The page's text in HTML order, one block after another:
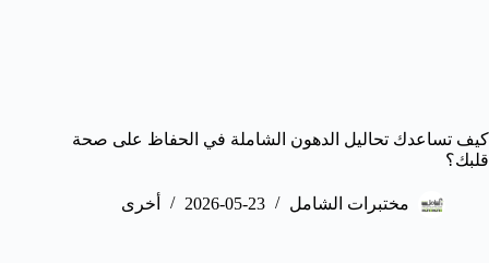
كيف تساعدك تحاليل الدهون الشاملة في الحفاظ على صحة
قلبك؟
مختبرات الشامل 2026-05-23 أخرى